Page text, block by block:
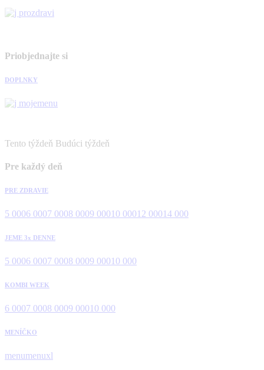
Priobjednajte si
DOPLNKY
Tento týždeň Budúci týždeň
Pre každý deň
PRE ZDRAVIE
5 0006 0007 0008 0009 00010 00012 00014 000
JEME 3x DENNE
5 0006 0007 0008 0009 00010 000
KOMBI WEEK
6 0007 0008 0009 00010 000
MENÍČKO
menumenuxl